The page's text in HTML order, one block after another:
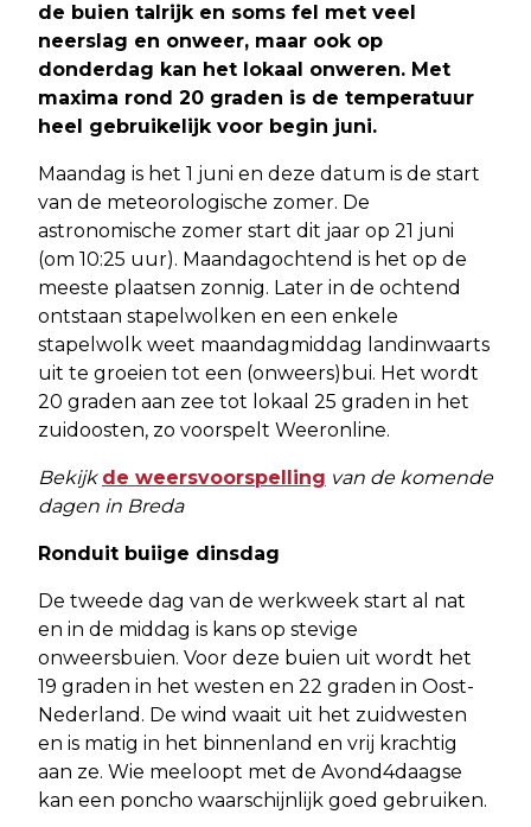
de buien talrijk en soms fel met veel
neerslag en onweer, maar ook op
donderdag kan het lokaal onweren. Met
maxima rond 20 graden is de temperatuur
heel gebruikelijk voor begin juni.
Maandag is het 1 juni en deze datum is de start
van de meteorologische zomer. De
astronomische zomer start dit jaar op 21 juni
(om 10:25 uur). Maandagochtend is het op de
meeste plaatsen zonnig. Later in de ochtend
ontstaan stapelwolken en een enkele
stapelwolk weet maandagmiddag landinwaarts
uit te groeien tot een (onweers)bui. Het wordt
20 graden aan zee tot lokaal 25 graden in het
zuidoosten, zo voorspelt Weeronline.
Bekijk de weersvoorspelling van de komende
dagen in Breda
Ronduit buiige dinsdag
De tweede dag van de werkweek start al nat
en in de middag is kans op stevige
onweersbuien. Voor deze buien uit wordt het
19 graden in het westen en 22 graden in Oost-
Nederland. De wind waait uit het zuidwesten
en is matig in het binnenland en vrij krachtig
aan ze. Wie meeloopt met de Avond4daagse
kan een poncho waarschijnlijk goed gebruiken.